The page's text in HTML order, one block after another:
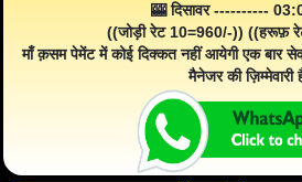
🎰 दिसावर ----------
((जोड़ी रेट 10=960/-)) ((हरूफ़
माँ क़सम पेमेंट में कोई दिक्कत नहीं आयेगी एक बार
मैनेजर की ज़िम्मेवारी